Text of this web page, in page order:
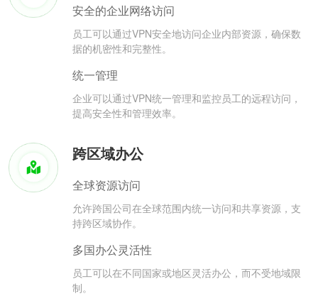
安全的企业网络访问
员工可以通过VPN安全地访问企业内部资源，确保数
据的机密性和完整性。
统一管理
企业可以通过VPN统一管理和监控员工的远程访问，
提高安全性和管理效率。
跨区域办公
全球资源访问
允许跨国公司在全球范围内统一访问和共享资源，支
持跨区域协作。
多国办公灵活性
员工可以在不同国家或地区灵活办公，而不受地域限
制。